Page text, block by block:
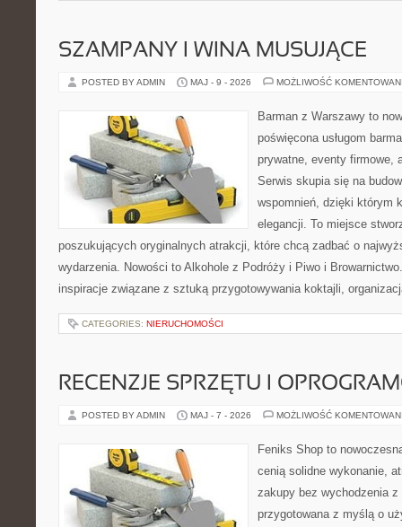
SZAMPANY I WINA MUSUJĄCE
POSTED BY ADMIN MAJ - 9 - 2026 MOŻLIWOŚĆ
Barman z Warszawy to
poświęcona usługom
prywatne, eventy firmowe,
Serwis skupia się na
wspomnień, dzięki którym
elegancji. To miejsce
poszukujących oryginalnych atrakcji, które chcą zadbać o
wydarzenia. Nowości to Alkohole z Podróży i Piwo i
inspiracje związane z sztuką przygotowywania koktajli,
CATEGORIES: NIERUCHOMOŚCI
RECENZJE SPRZĘTU I
POSTED BY ADMIN MAJ - 7 - 2026 MOŻLIWOŚĆ
Feniks Shop to
cenią solidne wykonanie,
zakupy bez wychodzenia z
przygotowana z myślą o